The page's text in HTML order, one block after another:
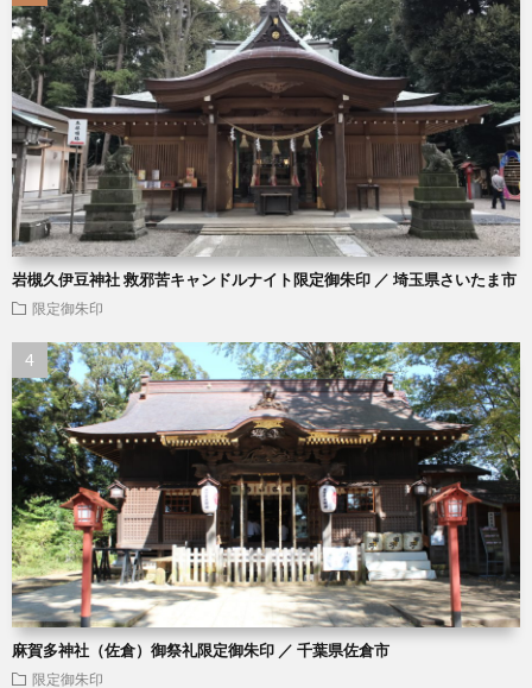
岩槻久伊豆神社 救邪苦キャンドルナイト限定御朱印 ／ 埼玉県さいたま市
限定御朱印
麻賀多神社（佐倉）御祭礼限定御朱印 ／ 千葉県佐倉市
限定御朱印